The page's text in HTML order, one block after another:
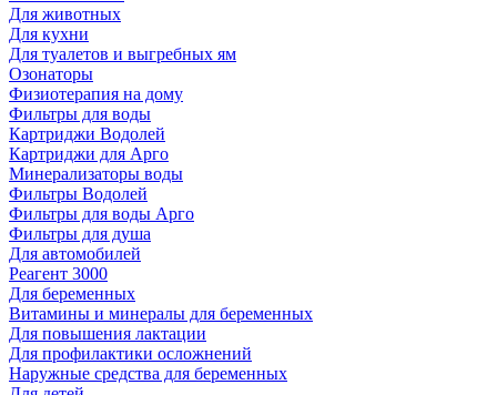
Для животных
Для кухни
Для туалетов и выгребных ям
Озонаторы
Физиотерапия на дому
Фильтры для воды
Картриджи Водолей
Картриджи для Арго
Минерализаторы воды
Фильтры Водолей
Фильтры для воды Арго
Фильтры для душа
Для автомобилей
Реагент 3000
Для беременных
Витамины и минералы для беременных
Для повышения лактации
Для профилактики осложнений
Наружные средства для беременных